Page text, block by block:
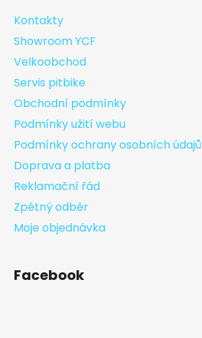
Kontakty
Showroom YCF
Velkoobchod
Servis pitbike
Obchodní podmínky
Podmínky užití webu
Podmínky ochrany osobních údajů
Doprava a platba
Reklamační řád
Zpětný odběr
Moje objednávka
Facebook